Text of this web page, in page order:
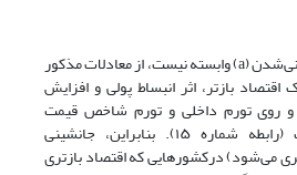
از آنجایی که ∆ به درجه جهانی‌شدن (a) وابسته نیست، از معادلات مذکور
بازتر، اثر انبساط پولی و افزایش
و روی تورم داخلی و تورم شاخص قیمت
مصرف‌کننده بیشتر است (رابطه شماره ۱۵). بنابراین، جانشینی
می‌شود) درکشورهایی که اقتصاد بازتری